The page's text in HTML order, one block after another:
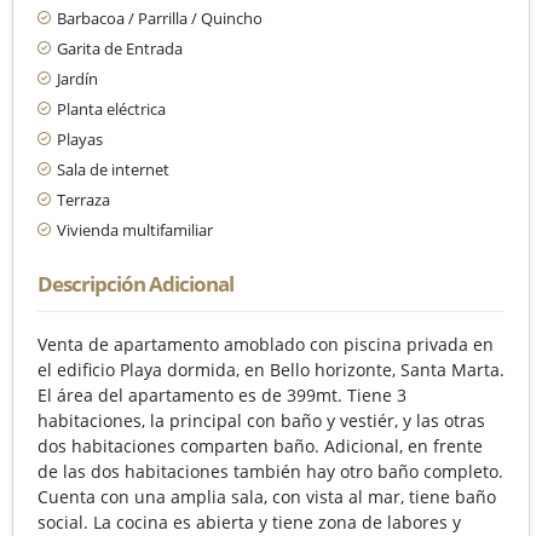
Barbacoa / Parrilla / Quincho
Garita de Entrada
Jardín
Planta eléctrica
Playas
Sala de internet
Terraza
Vivienda multifamiliar
Descripción Adicional
Venta de apartamento amoblado con piscina privada en
el edificio Playa dormida, en Bello horizonte, Santa Marta.
El área del apartamento es de 399mt. Tiene 3
habitaciones, la principal con baño y vestiér, y las otras
dos habitaciones comparten baño. Adicional, en frente
de las dos habitaciones también hay otro baño completo.
Cuenta con una amplia sala, con vista al mar, tiene baño
social. La cocina es abierta y tiene zona de labores y